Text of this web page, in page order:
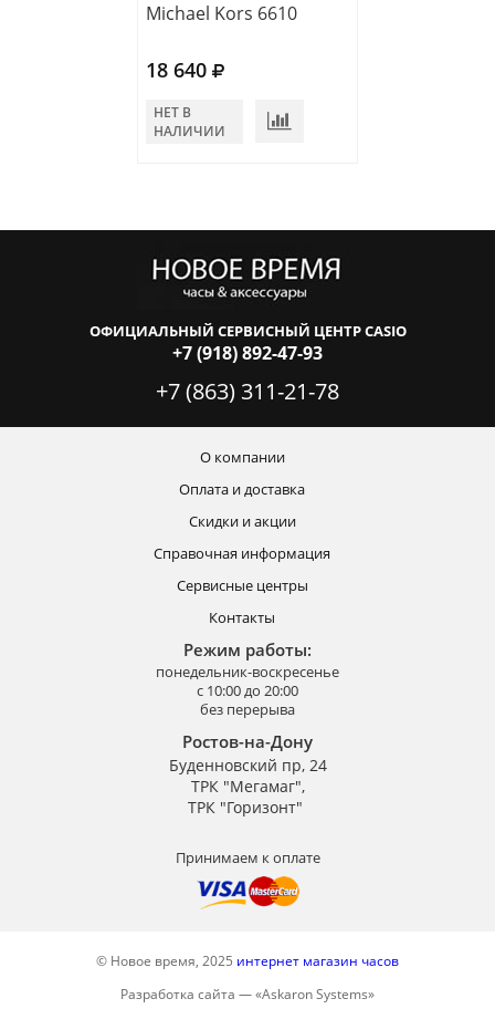
Michael Kors 6610
18 640
НЕТ В
НАЛИЧИИ
ОФИЦИАЛЬНЫЙ СЕРВИСНЫЙ ЦЕНТР CASIO
+7 (918) 892-47-93
+7 (863) 311-21-78
О компании
Оплата и доставка
Скидки и акции
Справочная информация
Сервисные центры
Контакты
Режим работы:
понедельник-воскресенье
с 10:00 до 20:00
без перерыва
Ростов-на-Дону
Буденновский пр, 24
ТРК "Мегамаг",
ТРК "Горизонт"
Принимаем к оплате
© Новое время, 2025 интернет магазин часов
Разработка сайта —«Askaron Systems»